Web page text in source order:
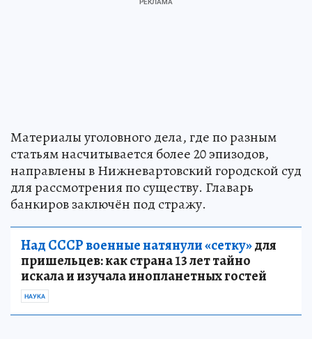
Материалы уголовного дела, где по разным
статьям насчитывается более 20 эпизодов,
направлены в Нижневартовский городской суд
для рассмотрения по существу. Главарь
банкиров заключён под стражу.
Над СССР военные натянули «сетку»для
пришельцев: как страна 13 лет тайно
искала и изучала инопланетных гостей
НАУКА